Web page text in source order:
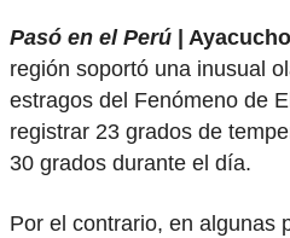
Pasó en el Perú |
región soportó una inusual
estragos del Fenómeno de
registrar 23 grados de
30 grados durante el día.
Por el contrario, en algunas